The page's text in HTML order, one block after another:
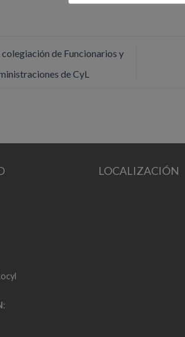
de Funcionarios y
de CyL
:
LOCALIZACIÓN